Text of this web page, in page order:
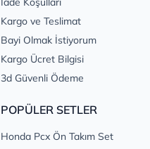
Kargo ve Teslimat
Bayi Olmak İstiyorum
Kargo Ücret Bilgisi
3d Güvenli Ödeme
POPÜLER SETLER
Honda Pcx Ön Takım Set